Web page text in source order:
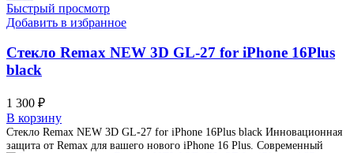
Быстрый просмотр
Добавить в избранное
Стекло Remax NEW 3D GL-27 for iPhone 16Plus
black
1 300 ₽
В корзину
Стекло Remax NEW 3D GL-27 for iPhone 16Plus black Инновационная
защита от Remax для вашего нового iPhone 16 Plus. Современный